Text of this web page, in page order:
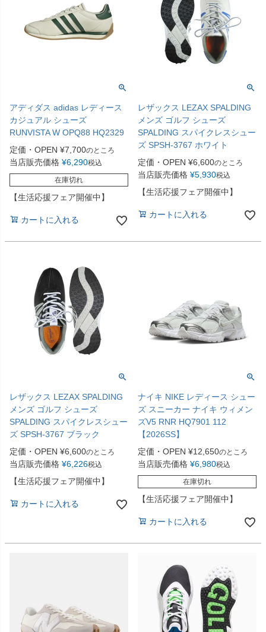
アディダス adidas レディース
カジュアル シューズ
RUNVISTA W OPQ88 HQ2329
定価・OPEN ¥7,700のところ
当店販売価格 ¥6,290税込
在庫切れ
【生活応援フェア開催中】
カートに入れる
レザックス LEZAX SPALDING
メンズ ゴルフ シューズ
SPALDING スパイクレスシュー
ズ SPSH-3767 ホワイト
定価・OPEN ¥6,600のところ
当店販売価格 ¥5,930税込
【生活応援フェア開催中】
カートに入れる
レザックス LEZAX SPALDING
メンズ ゴルフ シューズ
SPALDING スパイクレスシュー
ズ SPSH-3767 ブラック
定価・OPEN ¥6,600のところ
当店販売価格 ¥6,226税込
【生活応援フェア開催中】
カートに入れる
ナイキ NIKE レディース シュー
ズ スニーカー ナイキ ウィメン
ズV5 RNR HQ7901 112
【2026SS】
定価・OPEN ¥12,650のところ
当店販売価格 ¥6,980税込
在庫切れ
【生活応援フェア開催中】
カートに入れる